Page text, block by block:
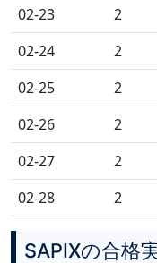
02-23
2
02-24
2
02-25
2
02-26
2
02-27
2
02-28
2
SAPIXの合格